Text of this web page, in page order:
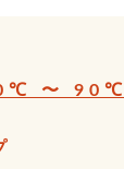
〜 90℃